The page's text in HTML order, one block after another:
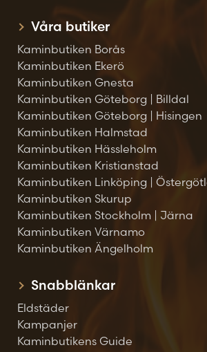
Våra butiker
Kaminbutiken Borås
Kaminbutiken Ekerö
Kaminbutiken Gnesta
Kaminbutiken Göteborg | Billdal
Kaminbutiken Göteborg | Hisingen
Kaminbutiken Halmstad
Kaminbutiken Hässleholm
Kaminbutiken Kristianstad
Kaminbutiken Linköping |
Kaminbutiken Skurup
Kaminbutiken Stockholm | Järna
Kaminbutiken Värnamo
Kaminbutiken Ängelholm
Snabblänkar
Eldstäder
Kampanjer
Kaminbutikens Guide